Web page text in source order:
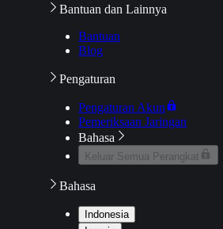
Bantuan dan Lainnya
Bantuan
Blog
Pengaturan
Pengaturan Akun
Pemeriksaan Jaringan
Bahasa
Keluar Semua Perangkat
Bahasa
Indonesia